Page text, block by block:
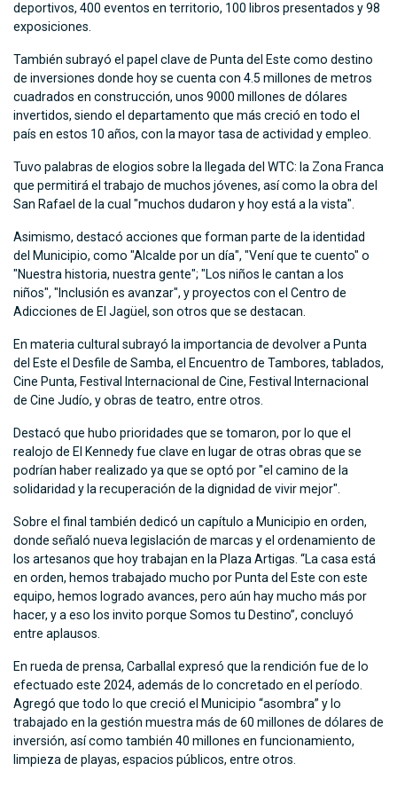
deportivos, 400 eventos en territorio, 100 libros presentados y 98
exposiciones.
También subrayó el papel clave de Punta del Este como destino
de inversiones donde hoy se cuenta con 4.5 millones de metros
cuadrados en construcción, unos 9000 millones de dólares
invertidos, siendo el departamento que más creció en todo el
país en estos 10 años, con la mayor tasa de actividad y empleo.
Tuvo palabras de elogios sobre la llegada del WTC: la Zona Franca
que permitirá el trabajo de muchos jóvenes, así como la obra del
San Rafael de la cual "muchos dudaron y hoy está a la vista".
Asimismo, destacó acciones que forman parte de la identidad
del Municipio, como "Alcalde por un día", "Vení que te cuento" o
"Nuestra historia, nuestra gente"; "Los niños le cantan a los
niños", "Inclusión es avanzar", y proyectos con el Centro de
Adicciones de El Jagüel, son otros que se destacan.
En materia cultural subrayó la importancia de devolver a Punta
del Este el Desfile de Samba, el Encuentro de Tambores, tablados,
Cine Punta, Festival Internacional de Cine, Festival Internacional
de Cine Judío, y obras de teatro, entre otros.
Destacó que hubo prioridades que se tomaron, por lo que el
realojo de El Kennedy fue clave en lugar de otras obras que se
podrían haber realizado ya que se optó por "el camino de la
solidaridad y la recuperación de la dignidad de vivir mejor".
Sobre el final también dedicó un capítulo a Municipio en orden,
donde señaló nueva legislación de marcas y el ordenamiento de
los artesanos que hoy trabajan en la Plaza Artigas. “La casa está
en orden, hemos trabajado mucho por Punta del Este con este
equipo, hemos logrado avances, pero aún hay mucho más por
hacer, y a eso los invito porque Somos tu Destino”, concluyó
entre aplausos.
En rueda de prensa, Carballal expresó que la rendición fue de lo
efectuado este 2024, además de lo concretado en el período.
Agregó que todo lo que creció el Municipio “asombra” y lo
trabajado en la gestión muestra más de 60 millones de dólares de
inversión, así como también 40 millones en funcionamiento,
limpieza de playas, espacios públicos, entre otros.